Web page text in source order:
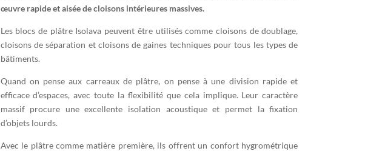
œuvre rapide et aisée de cloisons intérieures massives.
Les blocs de plâtre Isolava peuvent être utilisés comme cloisons de doublage,
cloisons de séparation et cloisons de gaines techniques pour tous les types de
bâtiments.
Quand on pense aux carreaux de plâtre, on pense à une division rapide et
efficace d’espaces, avec toute la flexibilité que cela implique. Leur caractère
massif procure une excellente isolation acoustique et permet la fixation
d’objets lourds.
Avec le plâtre comme matière première, ils offrent un confort hygrométrique